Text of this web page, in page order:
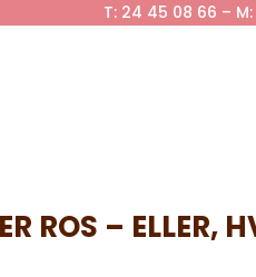
T: 24 45 08 66 –
ROS – ELLER,